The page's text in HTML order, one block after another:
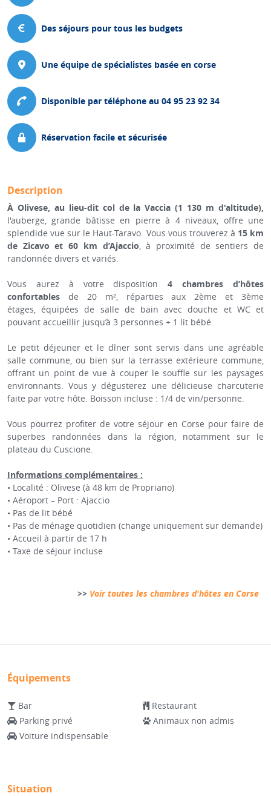
Des séjours pour tous les budgets
Une équipe de spécialistes basée en corse
Disponible par téléphone au 04 95 23 92 34
Réservation facile et sécurisée
Description
À Olivese, au lieu-dit col de la Vaccia (1 130 m d'altitude),
l'auberge, grande bâtisse en pierre à 4 niveaux, offre une
splendide vue sur le Haut-Taravo. Vous vous trouverez à 15 km
de Zicavo et 60 km d’Ajaccio , à proximité de sentiers de
randonnée divers et variés.
Vous aurez à votre disposition 4 chambres d’hôtes
confortables de 20 m², réparties aux 2ème et 3ème
étages, équipées de salle de bain avec douche et WC et
pouvant accueillir jusqu’à 3 personnes + 1 lit bébé.
Le petit déjeuner et le dîner sont servis dans une agréable
salle commune, ou bien sur la terrasse extérieure commune,
offrant un point de vue à couper le souffle sur les paysages
environnants. Vous y dégusterez une délicieuse charcuterie
faite par votre hôte. Boisson incluse : 1/4 de vin/personne.
Vous pourrez profiter de votre séjour en Corse pour faire de
superbes randonnées dans la région, notamment sur le
plateau du Cuscione.
Informations complémentaires :
• Localité : Olivese (à 48 km de Propriano)
• Aéroport – Port : Ajaccio
• Pas de lit bébé
• Pas de ménage quotidien (change uniquement sur demande)
• Accueil à partir de 17 h
• Taxe de séjour incluse
>> Voir toutes les chambres d'hôtes en Corse
Équipements
Bar
Restaurant
Parking privé
Animaux non admis
Voiture indispensable
Situation